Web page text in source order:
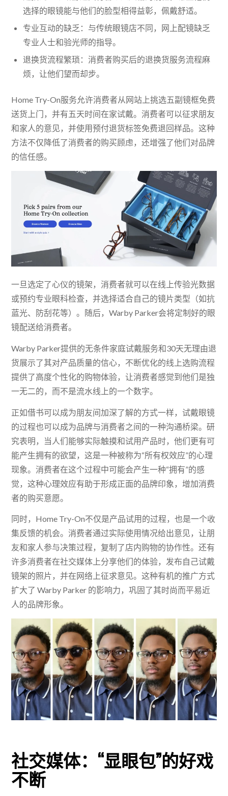
选择的眼镜能与他们的脸型相得益彰，佩戴舒适。
专业互动的缺乏：与传统眼镜店不同，网上配镜缺乏
专业人士和验光师的指导。
退换货流程繁琐：消费者购买后的退换货服务流程麻
烦，让他们望而却步。
Home Try-On服务允许消费者从网站上挑选五副镜框免费
送货上门，并有五天时间在家试戴。消费者可以征求朋友
和家人的意见，并使用预付退货标签免费退回样品。这种
方法不仅降低了消费者的购买顾虑，还增强了他们对品牌
的信任感。
一旦选定了心仪的镜架，消费者就可以在线上传验光数据
或预约专业眼科检查，并选择适合自己的镜片类型（如抗
蓝光、防刮花等）。随后，Warby Parker会将定制好的眼
镜配送给消费者。
Warby Parker提供的无条件家庭试戴服务和30天无理由退
货展示了其对产品质量的信心，不断优化的线上选购流程
提供了高度个性化的购物体验，让消费者感觉到他们是独
一无二的，而不是流水线上的一个数字。
正如借书可以成为朋友间加深了解的方式一样，试戴眼镜
的过程也可以成为品牌与消费者之间的一种沟通桥梁。研
究表明，当人们能够实际触摸和试用产品时，他们更有可
能产生拥有的欲望，这是一种被称为“所有权效应”的心理
现象。消费者在这个过程中可能会产生一种“拥有”的感
觉，这种心理效应有助于形成正面的品牌印象，增加消费
者的购买意愿。
同时，Home Try-On不仅是产品试用的过程，也是一个收
集反馈的机会。消费者通过实际使用情况给出意见，让朋
友和家人参与决策过程，复制了店内购物的协作性。还有
许多消费者在社交媒体上分享他们的体验，发布自己试戴
镜架的照片，并在网络上征求意见。这种有机的推广方式
扩大了 Warby Parker 的影响力，巩固了其时尚而平易近
人的品牌形象。
社交媒体：“显眼包”的好戏
不断